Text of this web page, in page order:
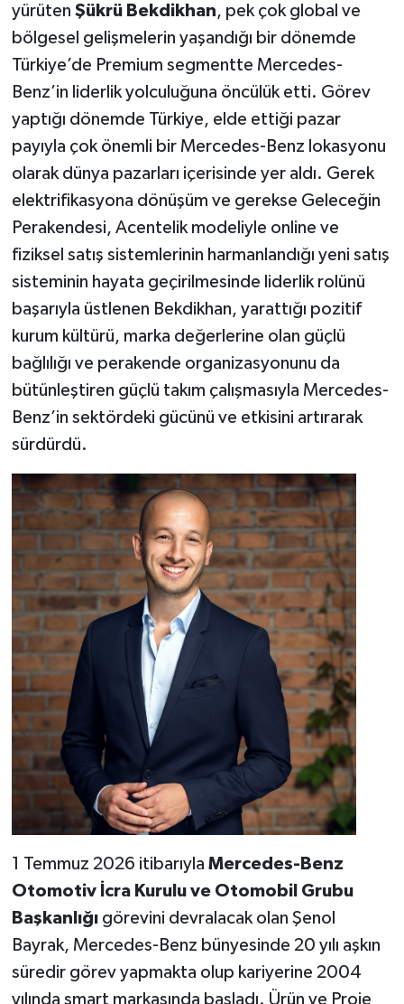
yürüten Şükrü Bekdikhan, pek çok global ve
bölgesel gelişmelerin yaşandığı bir dönemde
Türkiye’de Premium segmentte Mercedes-
Benz’in liderlik yolculuğuna öncülük etti. Görev
yaptığı dönemde Türkiye, elde ettiği pazar
payıyla çok önemli bir Mercedes-Benz lokasyonu
olarak dünya pazarları içerisinde yer aldı. Gerek
elektrifikasyona dönüşüm ve gerekse Geleceğin
Perakendesi, Acentelik modeliyle online ve
fiziksel satış sistemlerinin harmanlandığı yeni satış
sisteminin hayata geçirilmesinde liderlik rolünü
başarıyla üstlenen Bekdikhan, yarattığı pozitif
kurum kültürü, marka değerlerine olan güçlü
bağlılığı ve perakende organizasyonunu da
bütünleştiren güçlü takım çalışmasıyla Mercedes-
Benz’in sektördeki gücünü ve etkisini artırarak
sürdürdü.
1 Temmuz 2026 itibarıyla Mercedes-Benz
Otomotiv İcra Kurulu ve Otomobil Grubu
Başkanlığı görevini devralacak olan Şenol
Bayrak, Mercedes-Benz bünyesinde 20 yılı aşkın
süredir görev yapmakta olup kariyerine 2004
yılında smart markasında başladı. Ürün ve Proje